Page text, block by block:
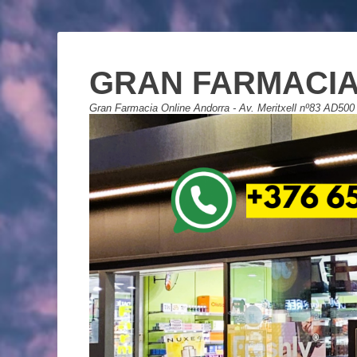
GRAN
Gran Farmacia Online Andorra - Av. Meritxell nº83